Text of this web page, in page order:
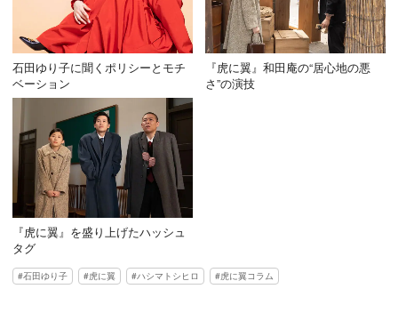
石田ゆり子に聞くポリシーとモチ
ベーション
『虎に翼』和田庵の“居心地の悪
さ”の演技
『虎に翼』を盛り上げたハッシュ
タグ
石田ゆり子 虎に翼 ハシマトシヒロ 虎に翼コラム